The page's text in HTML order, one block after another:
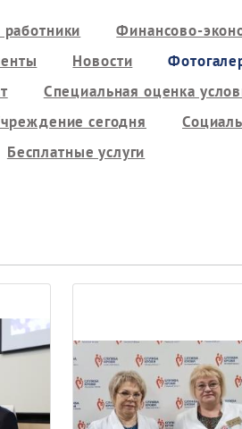
Финансово-
Новости
Специальная оценка
сегодня
Бесплатные услуги